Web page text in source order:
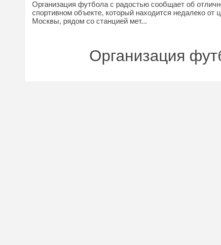
Организация футбола с радостью сообщает об
спортивном объекте, который находится недалеко от
Москвы, рядом со станцией мет...
Организация